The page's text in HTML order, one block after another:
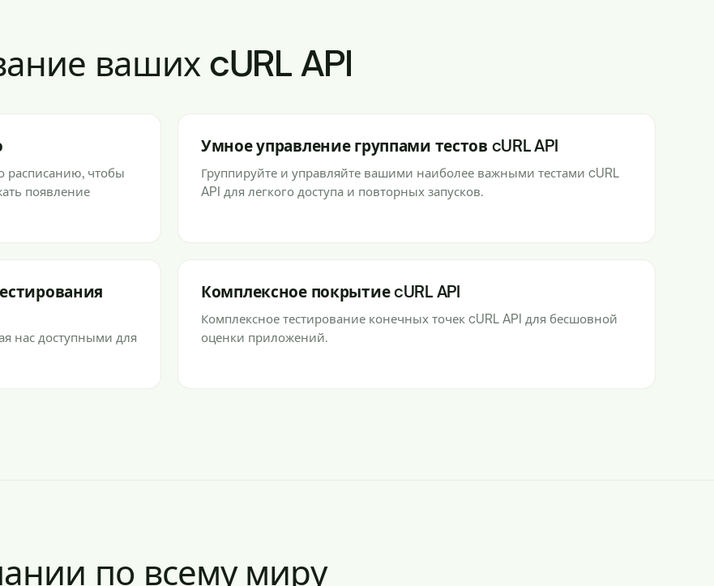
ваших cURL API
расписанию, чтобы
появление
Умное управление группами тестов cURL API
Группируйте и управляйте вашими наиболее важными тестами cURL
API для легкого доступа и повторных запусков.
нас доступными для
Комплексное покрытие cURL API
Комплексное тестирование конечных точек cURL API для бесшовной
оценки приложений.
по всему миру